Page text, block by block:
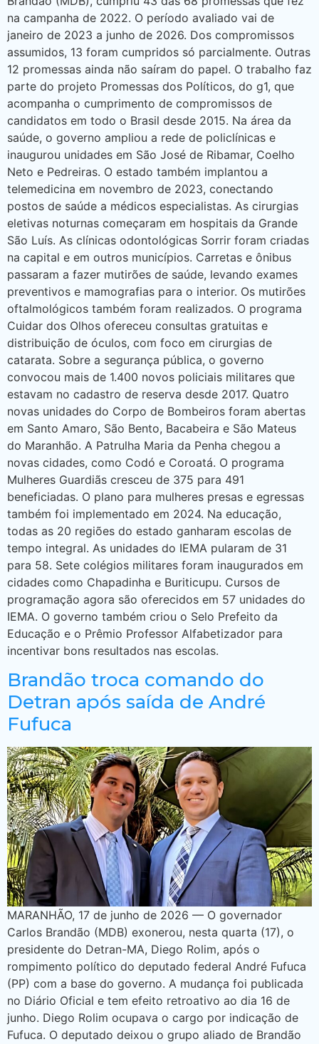
na campanha de 2022. O período avaliado vai de
janeiro de 2023 a junho de 2026. Dos compromissos
assumidos, 13 foram cumpridos só parcialmente. Outras
12 promessas ainda não saíram do papel. O trabalho faz
parte do projeto Promessas dos Políticos, do g1, que
acompanha o cumprimento de compromissos de
candidatos em todo o Brasil desde 2015. Na área da
saúde, o governo ampliou a rede de policlínicas e
inaugurou unidades em São José de Ribamar, Coelho
Neto e Pedreiras. O estado também implantou a
telemedicina em novembro de 2023, conectando
postos de saúde a médicos especialistas. As cirurgias
eletivas noturnas começaram em hospitais da Grande
São Luís. As clínicas odontológicas Sorrir foram criadas
na capital e em outros municípios. Carretas e ônibus
passaram a fazer mutirões de saúde, levando exames
preventivos e mamografias para o interior. Os mutirões
oftalmológicos também foram realizados. O programa
Cuidar dos Olhos ofereceu consultas gratuitas e
distribuição de óculos, com foco em cirurgias de
catarata. Sobre a segurança pública, o governo
convocou mais de 1.400 novos policiais militares que
estavam no cadastro de reserva desde 2017. Quatro
novas unidades do Corpo de Bombeiros foram abertas
em Santo Amaro, São Bento, Bacabeira e São Mateus
do Maranhão. A Patrulha Maria da Penha chegou a
novas cidades, como Codó e Coroatá. O programa
Mulheres Guardiãs cresceu de 375 para 491
beneficiadas. O plano para mulheres presas e egressas
também foi implementado em 2024. Na educação,
todas as 20 regiões do estado ganharam escolas de
tempo integral. As unidades do IEMA pularam de 31
para 58. Sete colégios militares foram inaugurados em
cidades como Chapadinha e Buriticupu. Cursos de
programação agora são oferecidos em 57 unidades do
IEMA. O governo também criou o Selo Prefeito da
Educação e o Prêmio Professor Alfabetizador para
incentivar bons resultados nas escolas.
Brandão troca comando do
Detran após saída de André
Fufuca
MARANHÃO, 17 de junho de 2026 — O governador
Carlos Brandão (MDB) exonerou, nesta quarta (17), o
presidente do Detran-MA, Diego Rolim, após o
rompimento político do deputado federal André Fufuca
(PP) com a base do governo. A mudança foi publicada
no Diário Oficial e tem efeito retroativo ao dia 16 de
junho. Diego Rolim ocupava o cargo por indicação de
Fufuca. O deputado deixou o grupo aliado de Brandão